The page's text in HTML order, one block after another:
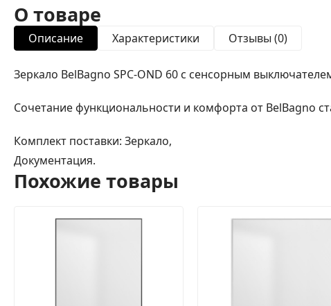
О товаре
Описание Характеристики Отзывы (0)
Зеркало BelBagno SPC-OND 60 с сенсорным
Сочетание функциональности и комфорта от BelBagno
Комплект поставки: Зеркало,
Документация.
Похожие товары